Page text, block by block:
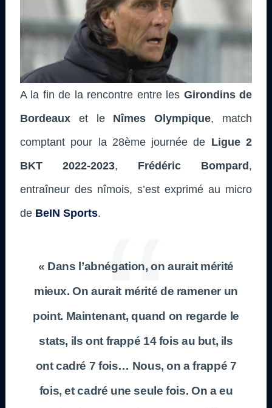
A la fin de la rencontre entre les Girondins de
Bordeaux et le Nîmes Olympique, match
comptant pour la 28ème journée de Ligue 2
BKT 2022-2023, Frédéric Bompard,
entraîneur des nîmois, s’est exprimé au micro
de BeIN Sports.
« Dans l’abnégation, on aurait mérité
mieux. On aurait mérité de ramener un
point. Maintenant, quand on regarde le
stats, ils ont frappé 14 fois au but, ils
ont cadré 7 fois… Nous, on a frappé 7
fois, et cadré une seule fois. On a eu